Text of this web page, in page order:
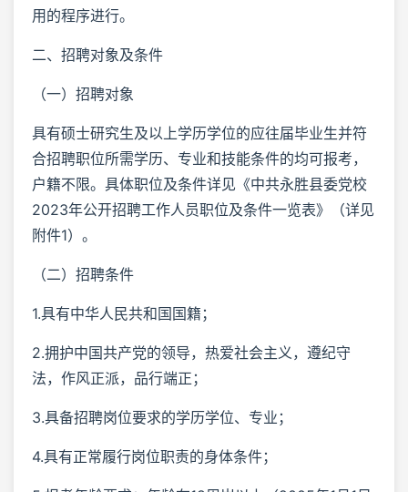
用的程序进行。
二、招聘对象及条件
（一）招聘对象
具有硕士研究生及以上学历学位的应往届毕业生并符
合招聘职位所需学历、专业和技能条件的均可报考，
户籍不限。具体职位及条件详见《中共永胜县委党校
2023年公开招聘工作人员职位及条件一览表》（详见
附件1）。
（二）招聘条件
1.具有中华人民共和国国籍；
2.拥护中国共产党的领导，热爱社会主义，遵纪守
法，作风正派，品行端正；
3.具备招聘岗位要求的学历学位、专业；
4.具有正常履行岗位职责的身体条件；